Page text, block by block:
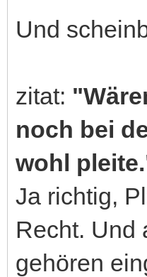
Und
zitat:
noch bei
wohl
Ja richtig,
Recht. Und
gehören